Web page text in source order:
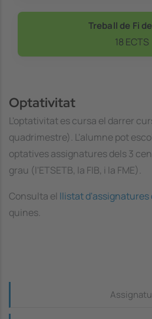
Treball de Fi
18 ECTS
Optativitat
L'optativitat es cursa el darrer
quadrimestre). L'alumne pot
optatives assignatures dels 3
grau (l'ETSETB, la FIB, i la FME).
Consulta el llistat d'assignatures
quines.
Continguts_dreta